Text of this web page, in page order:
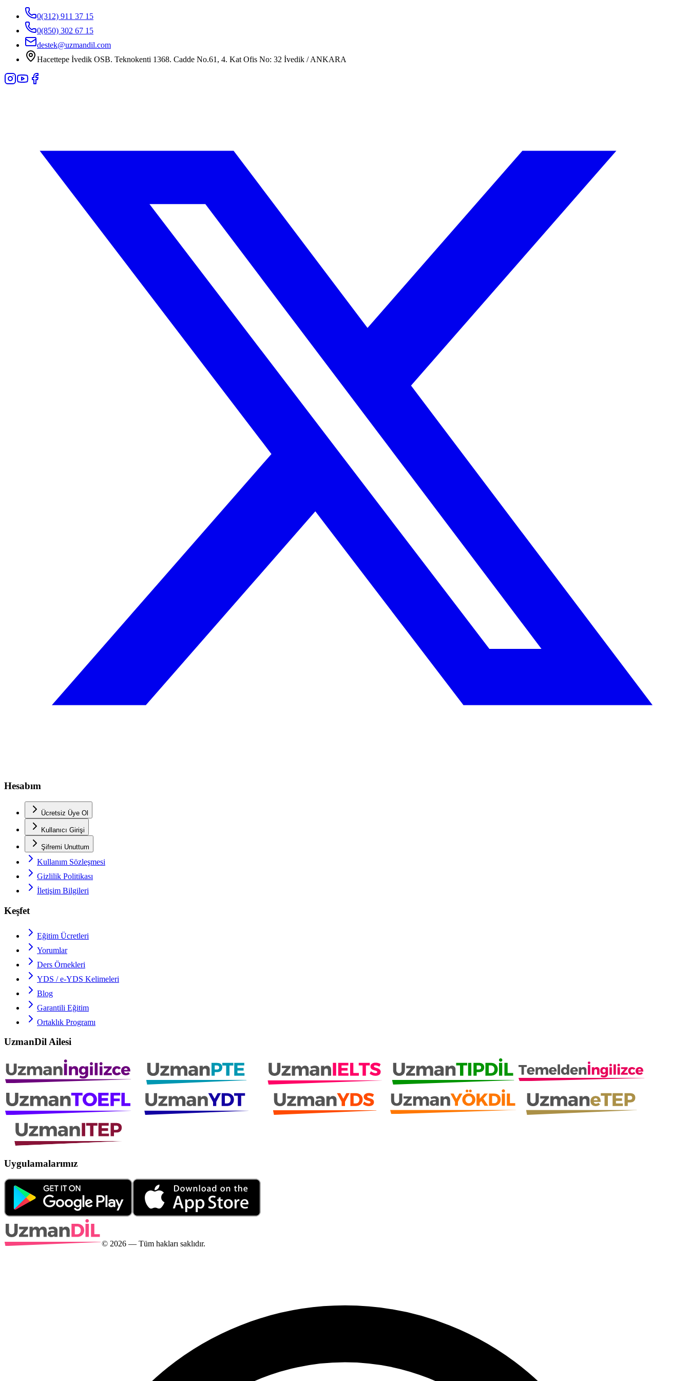
0(312) 911 37 15
0(850) 302 67 15
destek@uzmandil.com
Hacettepe İvedik OSB. Teknokenti 1368. Cadde No.61, 4. Kat Ofis No: 32 İvedik / ANKARA
Hesabım
Ücretsiz Üye Ol
Kullanıcı Girişi
Şifremi Unuttum
Kullanım Sözleşmesi
Gizlilik Politikası
İletişim Bilgileri
Keşfet
Eğitim Ücretleri
Yorumlar
Ders Örnekleri
YDS / e-YDS Kelimeleri
Blog
Garantili Eğitim
Ortaklık Programı
UzmanDil Ailesi
Uygulamalarımız
© 2026 — Tüm hakları saklıdır.